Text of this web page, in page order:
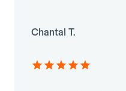
Chantal T.